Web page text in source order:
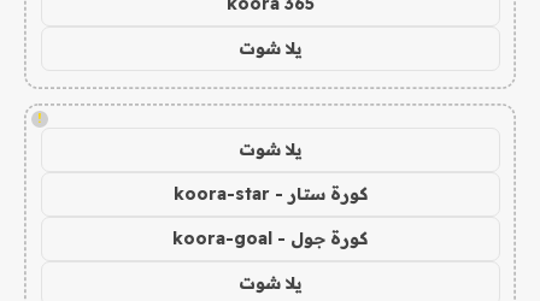
يلا شوت
!
يلا شوت
كورة ستار - koora-star
كورة جول - koora-goal
يلا شوت